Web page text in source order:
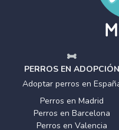
PERROS EN ADOPCIÓN
Adoptar perros en
Perros en Madrid
Perros en Barcelona
Perros en Valencia